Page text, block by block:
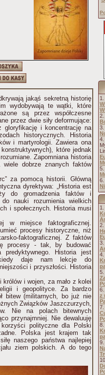
jakąś sekretną historię
wydobywają te wątki, które
są przez współczesne
przez dwie siły deformujące:
gloryfikację i koncentrację na
historycznych. Historia
i martyrologii. Zawiera ona
które jednak
Zapomniana historia
dobrze znanych faktów
za pomocą historii. Główną
dyrektywa: „Historia est
do gromadzenia faktów i
nauki rozumienia wielkich
i społecznych. Historia musi
w miejsce faktograficznej.
procesy historyczne, niż
faktograficznej. Z faktów
procesy - tak, by budować
predyktywnego. Historia jest
daje nam lekcje do
i przyszłości. Historia
i wojen, za mało z kolei
i geopolityce. Za bardzo
bitew (militarnych, bo już nie
Związków Jaszczurzych,
Nie na polach bitewnych
przynajmniej. Nie dewaluuję
poli­tyczne dla Polski
Polska jest krajem tak
naszego państwa najlepiej
ziem polskich. A do tego
2.
3.
4.
5.
6.
2.
3.
4.
5.
6.
z
7.
8.
9.